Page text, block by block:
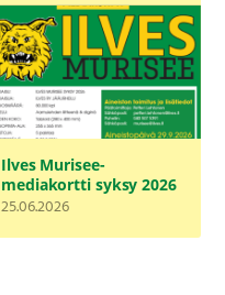
Ilves Murisee-
mediakortti syksy 2026
25.06.2026